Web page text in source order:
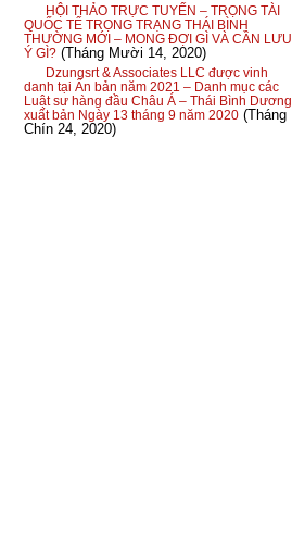
HỘI THẢO TRỰC TUYẾN – TRỌNG TÀI
QUỐC TẾ TRỌNG TRẠNG THÁI BÌNH
THƯỜNG MỚI – MONG ĐỢI GÌ VÀ CẦN LƯU
Ý GÌ? (Tháng Mười 14, 2020)
Dzungsrt & Associates LLC được vinh
danh tại Ấn bản năm 2021 – Danh mục các
Luật sư hàng đầu Châu Á – Thái Bình Dương
xuất bản Ngày 13 tháng 9 năm 2020 (Tháng
Chín 24, 2020)